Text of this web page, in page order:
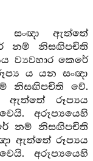
ඇත්තේ
නම් නිසඟිපචිති
ව්‍යවහාර කෙරේ
ය යන සංඥා
නිසඟිපචිති වේ.
ඇත්තේ රූප්‍යය
අරූප්‍යයෙහි
නම් නිසඟිපචිති
ඇත්තේ රූප්‍යය
අරූප්‍යයෙහි